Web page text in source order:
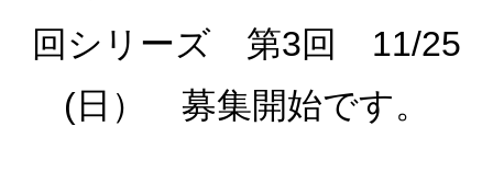
回シリーズ 第3回 11/25
(日） 募集開始です。